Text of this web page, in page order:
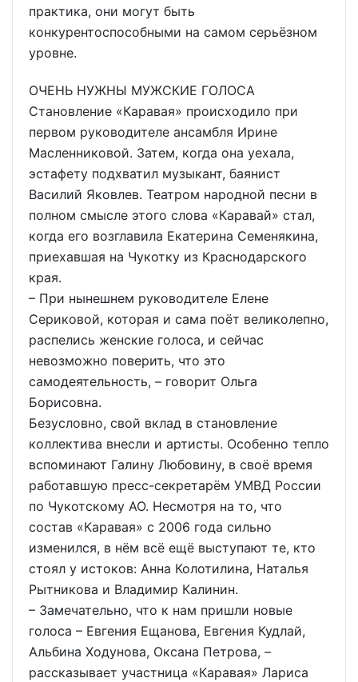
практика, они могут быть
конкурентоспособными на самом серьёзном
уровне.
ОЧЕНЬ НУЖНЫ МУЖСКИЕ ГОЛОСА
Становление «Каравая» происходило при
первом руководителе ансамбля Ирине
Масленниковой. Затем, когда она уехала,
эстафету подхватил музыкант, баянист
Василий Яковлев. Театром народной песни в
полном смысле этого слова «Каравай» стал,
когда его возглавила Екатерина Семенякина,
приехавшая на Чукотку из Краснодарского
края.
– При нынешнем руководителе Елене
Сериковой, которая и сама поёт великолепно,
распелись женские голоса, и сейчас
невозможно поверить, что это
самодеятельность, – говорит Ольга
Борисовна.
Безусловно, свой вклад в становление
коллектива внесли и артисты. Особенно тепло
вспоминают Галину Любовину, в своё время
работавшую пресс-секретарём УМВД России
по Чукотскому АО. Несмотря на то, что
состав «Каравая» с 2006 года сильно
изменился, в нём всё ещё выступают те, кто
стоял у истоков: Анна Колотилина, Наталья
Рытникова и Владимир Калинин.
– Замечательно, что к нам пришли новые
голоса – Евгения Ещанова, Евгения Кудлай,
Альбина Ходунова, Оксана Петрова, –
рассказывает участница «Каравая» Лариса